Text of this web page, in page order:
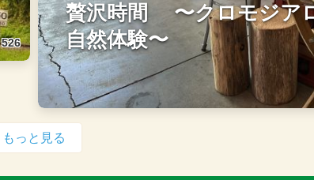
526
贅沢時間 〜クロモジア
自然体験〜
もっと見る